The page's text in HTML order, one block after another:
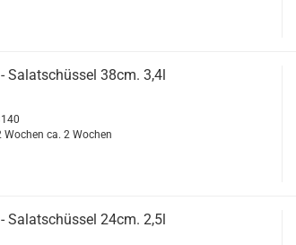
Salatschüssel 38cm. 3,4l
ca. 2 Wochen
Salatschüssel 24cm. 2,5l